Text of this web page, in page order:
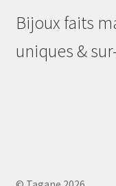
Bijoux faits
uniques &